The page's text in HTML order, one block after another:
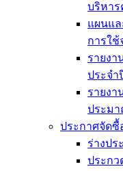
บริหาร
แผนแ
การใช้
รายงา
ประจำ
รายงา
ประมา
ประกาศจัดซื้
ร่างปร
ประกว